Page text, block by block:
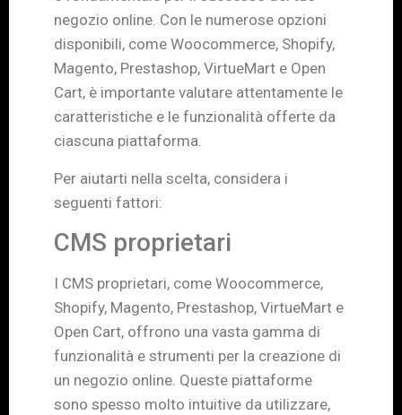
negozio online. Con le numerose opzioni
disponibili, come Woocommerce, Shopify,
Magento, Prestashop, VirtueMart e Open
Cart, è importante valutare attentamente le
caratteristiche e le funzionalità offerte da
ciascuna piattaforma.
Per aiutarti nella scelta, considera i
seguenti fattori:
CMS proprietari
I CMS proprietari, come Woocommerce,
Shopify, Magento, Prestashop, VirtueMart e
Open Cart, offrono una vasta gamma di
funzionalità e strumenti per la creazione di
un negozio online. Queste piattaforme
sono spesso molto intuitive da utilizzare,